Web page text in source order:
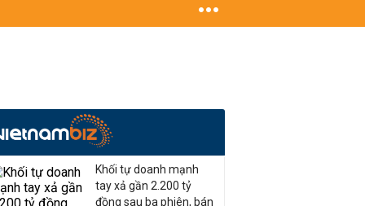
Khối tự doanh mạnh
tay xả gần 2.200 tỷ
đồng sau ba phiên, bán